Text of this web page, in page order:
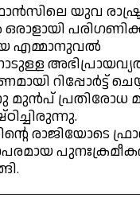
യുവ
എമ്മാനുവൽ
റിപ്പോർട്ട്
പ്രതിരോധ
രാജിയോടെ